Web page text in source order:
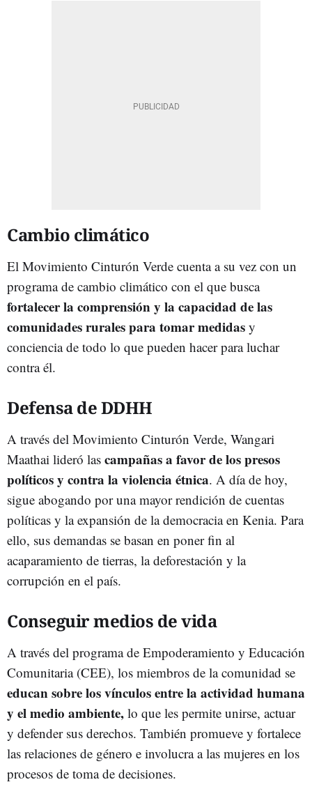
Cambio climático
El Movimiento Cinturón Verde cuenta a su vez con un
programa de cambio climático con el que busca
fortalecer la comprensión y la capacidad de las
comunidades rurales para tomar medidas y
conciencia de todo lo que pueden hacer para luchar
contra él.
Defensa de DDHH
A través del Movimiento Cinturón Verde, Wangari
Maathai lideró las campañas a favor de los presos
políticos y contra la violencia étnica. A día de hoy,
sigue abogando por una mayor rendición de cuentas
políticas y la expansión de la democracia en Kenia. Para
ello, sus demandas se basan en poner fin al
acaparamiento de tierras, la deforestación y la
corrupción en el país.
Conseguir medios de vida
A través del programa de Empoderamiento y Educación
Comunitaria (CEE), los miembros de la comunidad se
educan sobre los vínculos entre la actividad humana
y el medio ambiente, lo que les permite unirse, actuar
y defender sus derechos. También promueve y fortalece
las relaciones de género e involucra a las mujeres en los
procesos de toma de decisiones.